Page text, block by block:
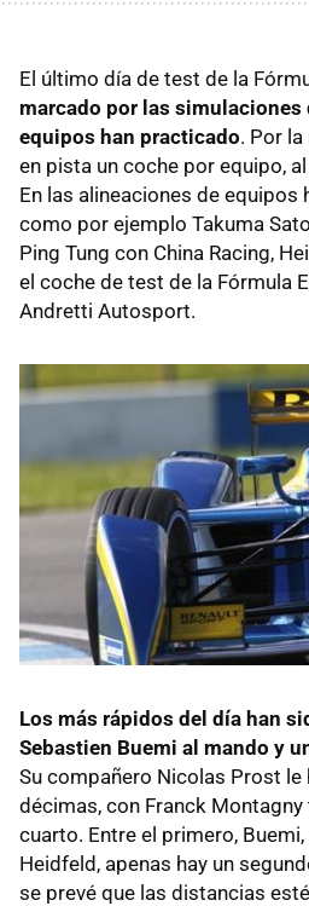
El último día de test de la
marcado por las simulaciones
equipos han practicado. Por
en pista un coche por equipo,
En las alineaciones de equipos
como por ejemplo Takuma
Ping Tung con China Racing,
el coche de test de la Fórmula
Andretti Autosport.
Los más rápidos del día han
Sebastien Buemi al mando y
Su compañero Nicolas Prost le
décimas, con Franck
cuarto. Entre el primero,
Heidfeld, apenas hay un
se prevé que las distancias